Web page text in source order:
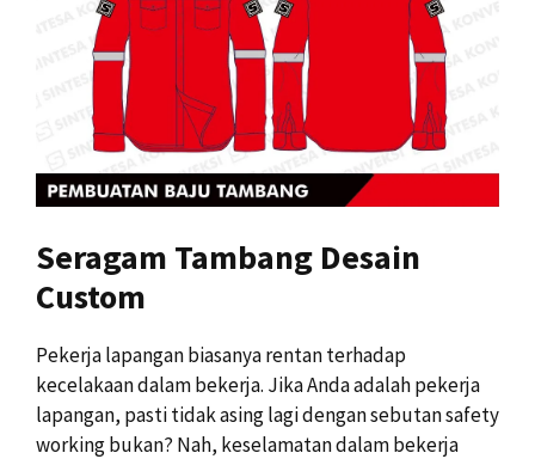
Seragam Tambang Desain
Custom
Pekerja lapangan biasanya rentan terhadap
kecelakaan dalam bekerja. Jika Anda adalah pekerja
lapangan, pasti tidak asing lagi dengan sebutan safety
working bukan? Nah, keselamatan dalam bekerja